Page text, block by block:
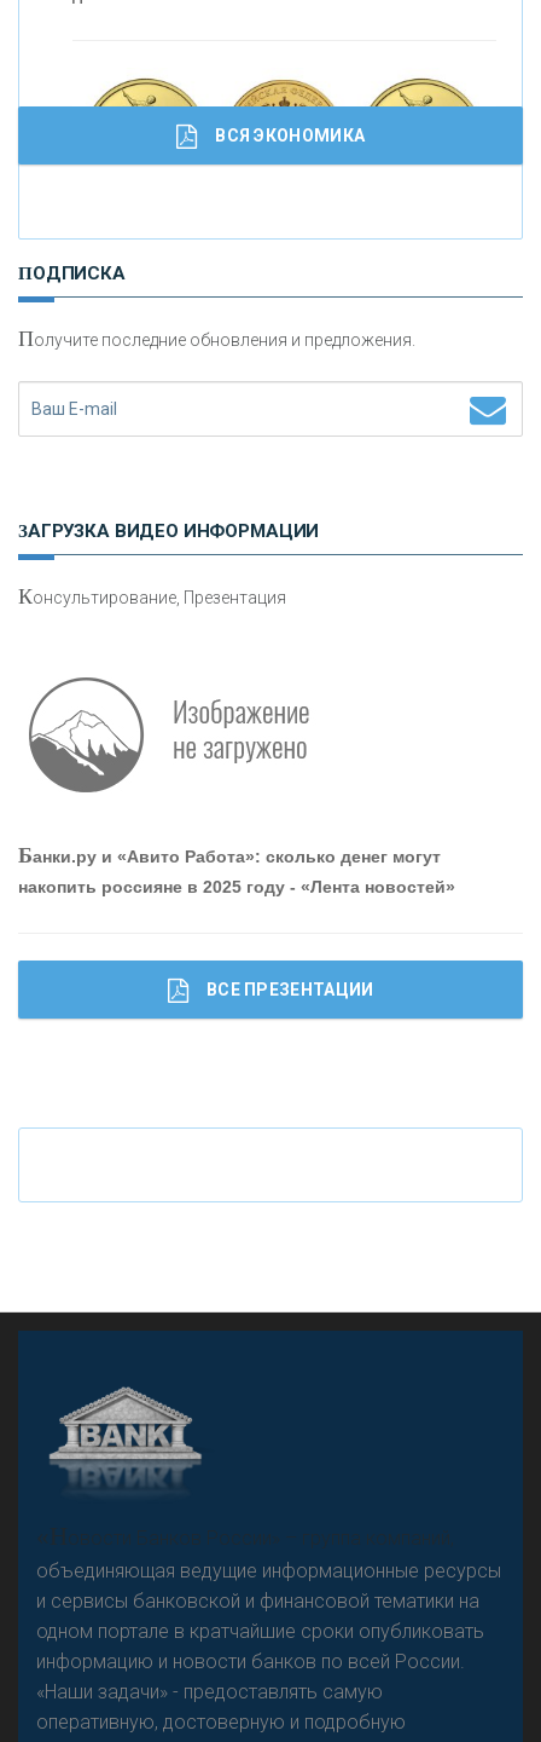
привлечь и удержать персонал - «Интервью»
Резкого разворота на рынке автокредитов не
предвидится - «Интервью»
И
сохранения и увеличения капитала
Что будет с наличными деньгами при цифровом
ВСЯ ЭКОНОМИКА
ПОДПИСКА
Получите последние обновления и предложения.
ЗАГРУЗКА ВИДЕО ИНФОРМАЦИИ
Консультирование, Презентация
Банки.ру и «Авито Работа»: сколько денег могут
накопить россияне в 2025 году - «Лента новостей»
ВСЕ ПРЕЗЕНТАЦИИ
«Н
овости Банков России» – группа компаний,
объединяющая ведущие информационные ресурсы
и сервисы банковской и финансовой тематики на
одном портале в кратчайшие сроки опубликовать
информацию и новости банков по всей России.
«Наши задачи» - предоставлять самую
оперативную, достоверную и подробную